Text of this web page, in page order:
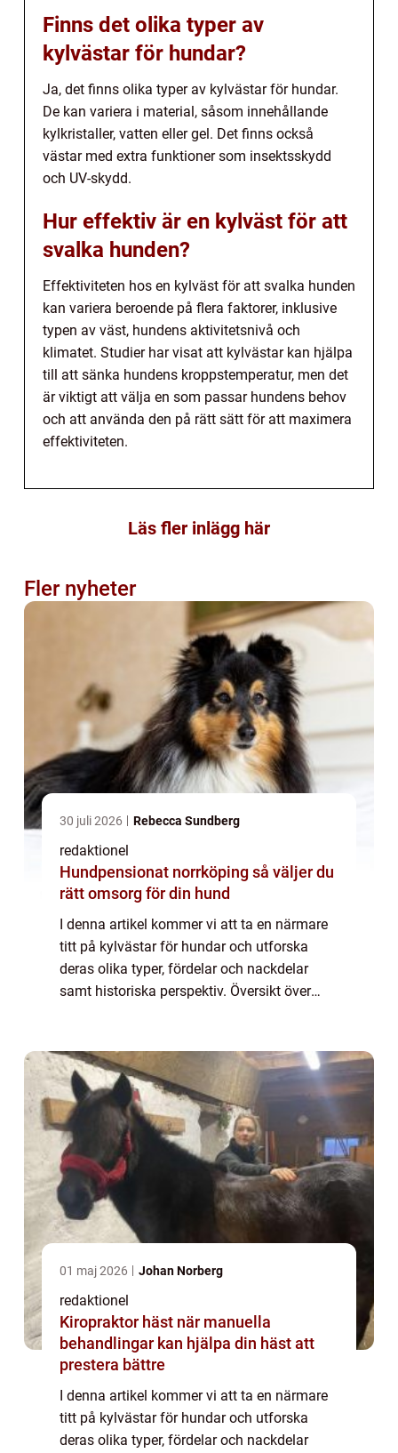
Finns det olika typer av
kylvästar för hundar?
Ja, det finns olika typer av kylvästar för hundar.
De kan variera i material, såsom innehållande
kylkristaller, vatten eller gel. Det finns också
västar med extra funktioner som insektsskydd
och UV-skydd.
Hur effektiv är en kylväst för att
svalka hunden?
Effektiviteten hos en kylväst för att svalka hunden
kan variera beroende på flera faktorer, inklusive
typen av väst, hundens aktivitetsnivå och
klimatet. Studier har visat att kylvästar kan hjälpa
till att sänka hundens kroppstemperatur, men det
är viktigt att välja en som passar hundens behov
och att använda den på rätt sätt för att maximera
effektiviteten.
Läs fler inlägg här
Fler nyheter
30 juli 2026 Rebecca Sundberg
redaktionel
Hundpensionat norrköping så väljer du
rätt omsorg för din hund
I denna artikel kommer vi att ta en närmare
titt på kylvästar för hundar och utforska
deras olika typer, fördelar och nackdelar
samt historiska perspektiv. Översikt över
01 maj 2026 Johan Norberg
redaktionel
Kiropraktor häst när manuella
behandlingar kan hjälpa din häst att
prestera bättre
I denna artikel kommer vi att ta en närmare
titt på kylvästar för hundar och utforska
deras olika typer, fördelar och nackdelar